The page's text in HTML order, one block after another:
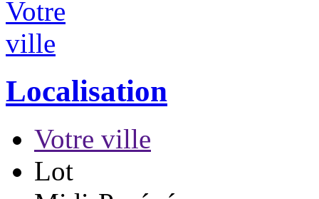
Localisation
Votre ville
Lot